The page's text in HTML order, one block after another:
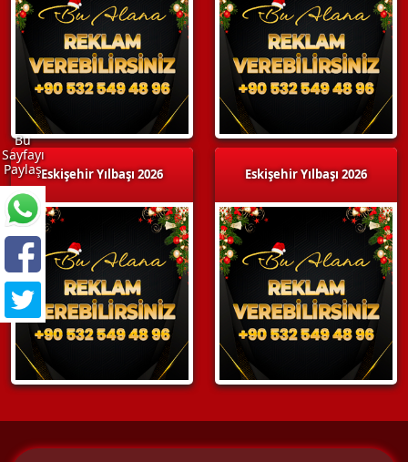
Eskişehir Yılbaşı 2026 Eskişehir Yılbaşı 2026
Bu
Sayfayı
Paylaş